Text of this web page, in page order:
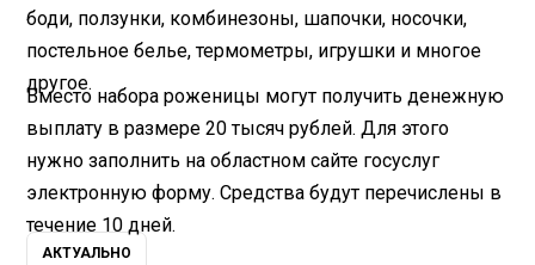
боди, ползунки, комбинезоны, шапочки, носочки,
постельное белье, термометры, игрушки и многое
другое.
Вместо набора роженицы могут получить денежную
выплату в размере 20 тысяч рублей. Для этого
нужно заполнить на областном сайте госуслуг
электронную форму. Средства будут перечислены в
течение 10 дней.
АКТУАЛЬНО